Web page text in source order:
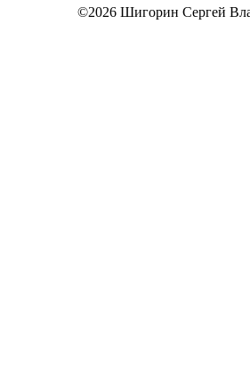
©2026 Шигорин Сергей